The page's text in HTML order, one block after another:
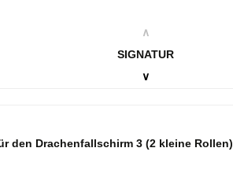
∧
SIGNATUR
∨
den Drachenfallschirm 3 (2 kleine Rollen)